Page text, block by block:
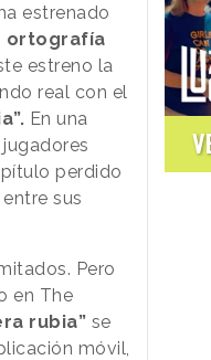
estrenado
ortografía
estreno la
real con el
En una
perdido
sus
Pero
en The
rubia” se
móvil,